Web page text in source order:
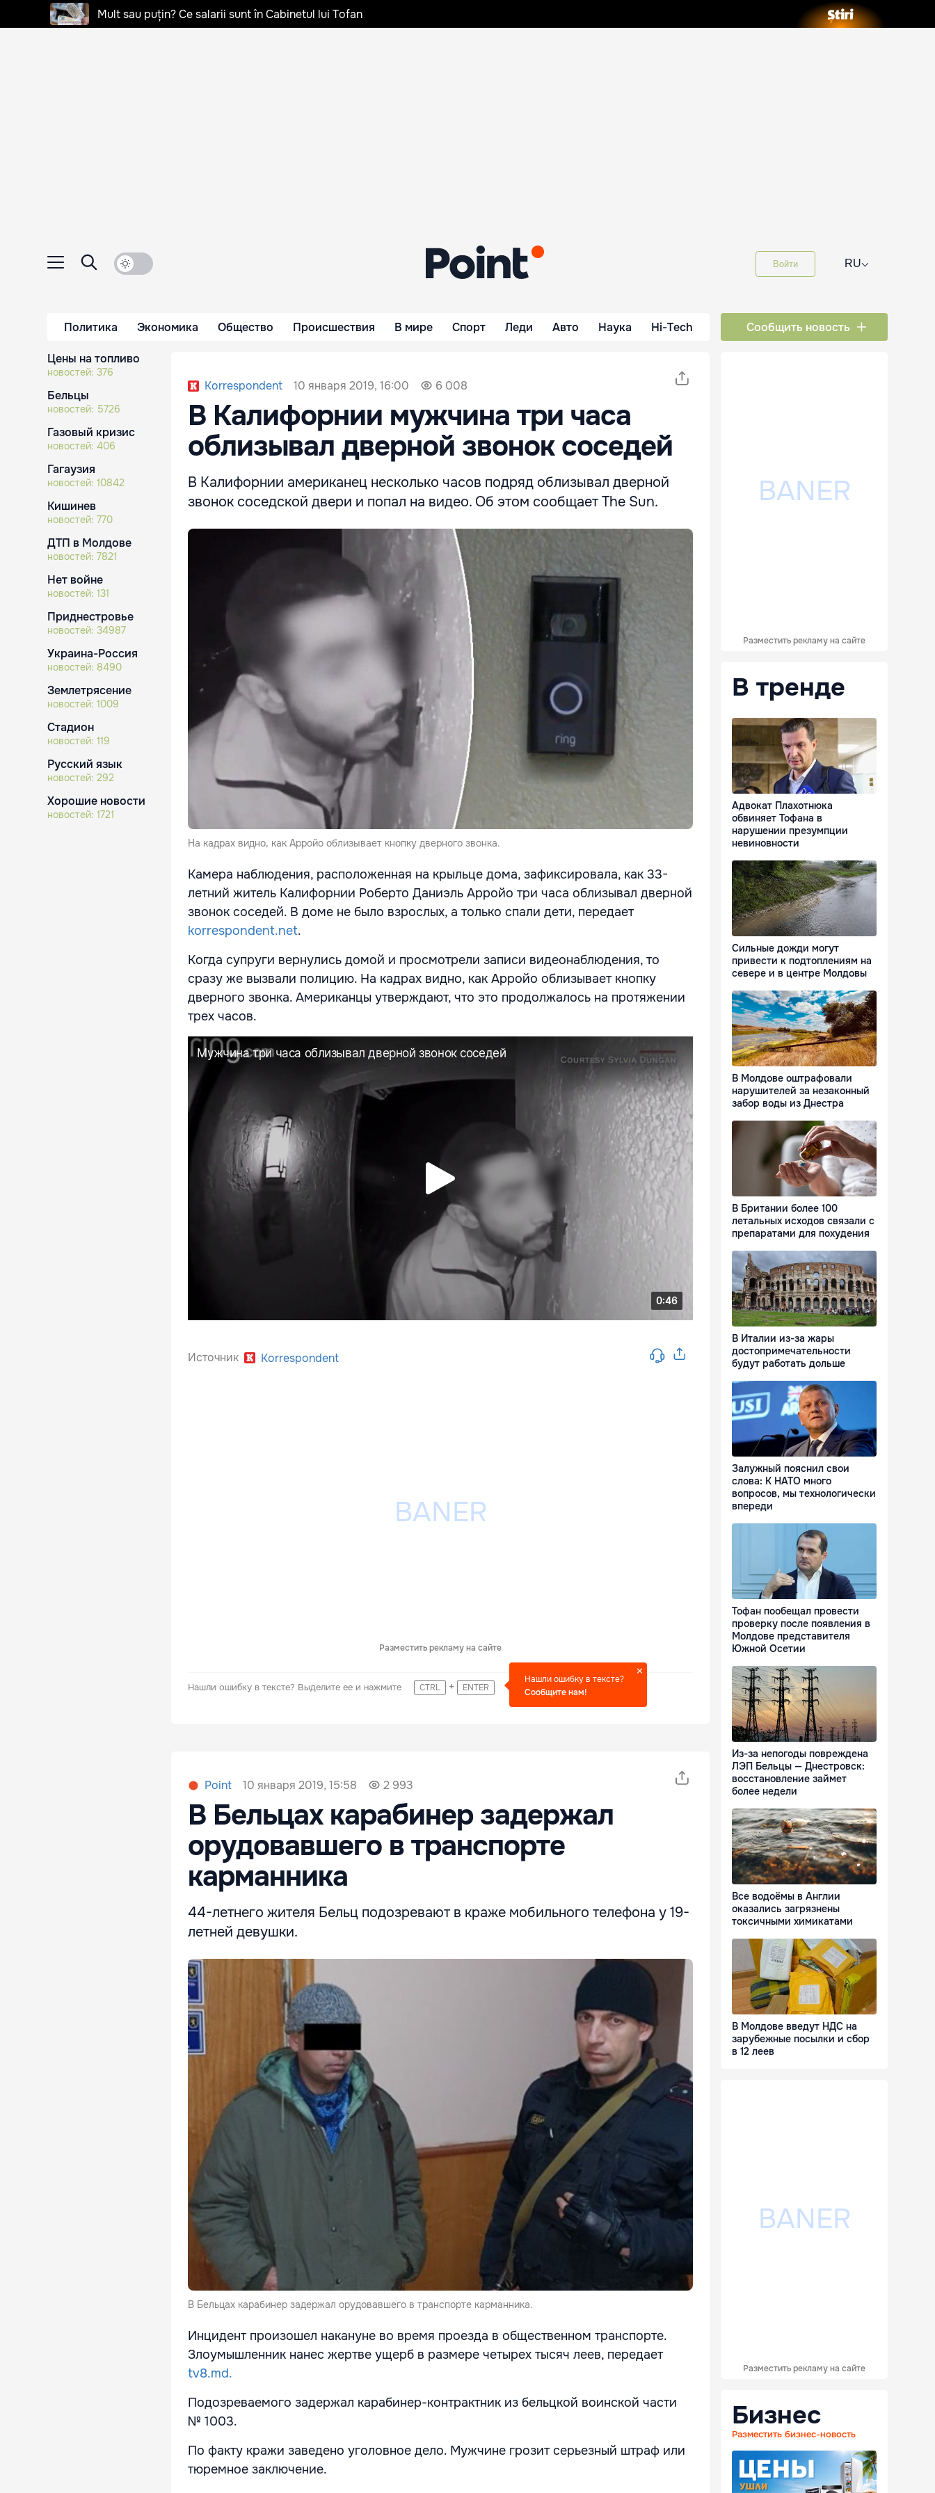
Mult sau puțin? Ce salarii sunt în Cabinetul lui Tofan
Войти RU⌵
Политика Экономика Общество Происшествия В мире Спорт Леди Авто Наука Hi-Tech Сообщить новость
Цены на топливо
новостей: 376
Бельцы
новостей: 5726
Газовый кризис
новостей: 406
Гагаузия
новостей: 10842
Кишинев
новостей: 770
ДТП в Молдове
новостей: 7821
Нет войне
новостей: 131
Приднестровье
новостей: 34987
Украина-Россия
новостей: 8490
Землетрясение
новостей: 1009
Стадион
новостей: 119
Русский язык
новостей: 292
Хорошие новости
новостей: 1721
Korrespondent 10 января 2019, 16:00 6 008
В Калифорнии мужчина три часа
облизывал дверной звонок соседей
В Калифорнии американец несколько часов подряд облизывал дверной
звонок соседской двери и попал на видео. Об этом сообщает The Sun.
На кадрах видно, как Арройо облизывает кнопку дверного звонка.
Камера наблюдения, расположенная на крыльце дома, зафиксировала, как 33-
летний житель Калифорнии Роберто Даниэль Арройо три часа облизывал дверной
звонок соседей. В доме не было взрослых, а только спали дети, передает
korrespondent.net.
Когда супруги вернулись домой и просмотрели записи видеонаблюдения, то
сразу же вызвали полицию. На кадрах видно, как Арройо облизывает кнопку
дверного звонка. Американцы утверждают, что это продолжалось на протяжении
трех часов.
Источник Korrespondent
Разместить рекламу на сайте
Нашли ошибку в тексте? Выделите ее и нажмите CTRL + ENTER
Нашли ошибку в тексте?
Сообщите нам!
Point 10 января 2019, 15:58 2 993
В Бельцах карабинер задержал
орудовавшего в транспорте
карманника
44-летнего жителя Бельц подозревают в краже мобильного телефона у 19-
летней девушки.
В Бельцах карабинер задержал орудовавшего в транспорте карманника.
Инцидент произошел накануне во время проезда в общественном транспорте.
Злоумышленник нанес жертве ущерб в размере четырех тысяч леев, передает
tv8.md.
Подозреваемого задержал карабинер-контрактник из бельцкой воинской части
№ 1003.
По факту кражи заведено уголовное дело. Мужчине грозит серьезный штраф или
тюремное заключение.
Разместить рекламу на сайте
В тренде
Адвокат Плахотнюка
обвиняет Тофана в
нарушении презумпции
невиновности
Сильные дожди могут
привести к подтоплениям на
севере и в центре Молдовы
В Молдове оштрафовали
нарушителей за незаконный
забор воды из Днестра
В Британии более 100
летальных исходов связали с
препаратами для похудения
В Италии из-за жары
достопримечательности
будут работать дольше
Залужный пояснил свои
слова: К НАТО много
вопросов, мы технологически
впереди
Тофан пообещал провести
проверку после появления в
Молдове представителя
Южной Осетии
Из-за непогоды повреждена
ЛЭП Бельцы — Днестровск:
восстановление займет
более недели
Все водоёмы в Англии
оказались загрязнены
токсичными химикатами
В Молдове введут НДС на
зарубежные посылки и сбор
в 12 леев
Разместить рекламу на сайте
Бизнес
Разместить бизнес-новость